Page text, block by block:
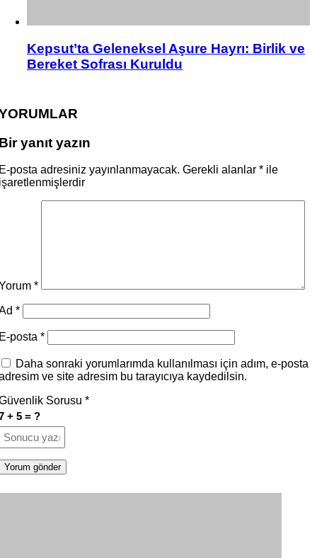
Kepsut’ta Geleneksel Aşure Hayrı: Birlik ve
Bereket Sofrası Kuruldu
yanıt yazın
posta adresiniz yayınlanmayacak. Gerekli alanlar * ile
*
*
posta *
Daha sonraki yorumlarımda kullanılması için adım, e-posta
ve site adresim bu tarayıcıya kaydedilsin.
Sorusu *
+ 5 = ?